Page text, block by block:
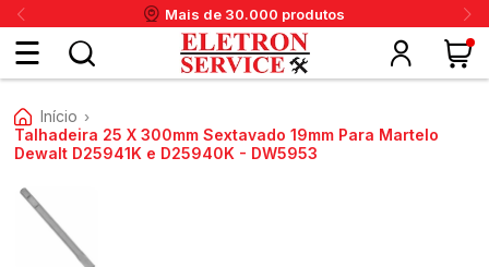
Mais de 30.000 produtos
login
Panex
Início ›
Talhadeira 25 X 300mm Sextavado 19mm Para Martelo
Dewalt D25941K e D25940K - DW5953